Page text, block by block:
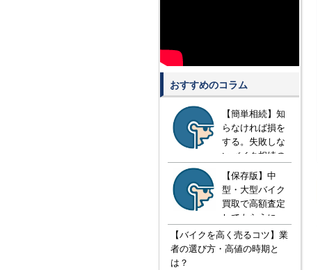
おすすめのコラム
【簡単相続】知
らなければ損を
する。失敗しな
いバイク相続の
方法とは？
【保存版】中
型・大型バイク
買取で高額査定
してもらうに
は！？知ってお
きたい３つの知
【バイクを高く売るコツ】業
者の選び方・高値の時期と
は？